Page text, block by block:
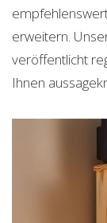
erweitern.
veröffentlicht
Ihnen